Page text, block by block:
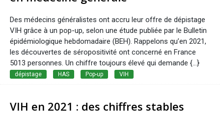
Des médecins généralistes ont accru leur offre de dépistage
VIH grâce à un pop-up, selon une étude publiée par le Bulletin
épidémiologique hebdomadaire (BEH). Rappelons qu’en 2021,
les découvertes de séropositivité ont concerné en France
5013 personnes. Un chiffre toujours élevé qui demande {...}
dépistage HAS Pop-up VIH
VIH en 2021 : des chiffres stables